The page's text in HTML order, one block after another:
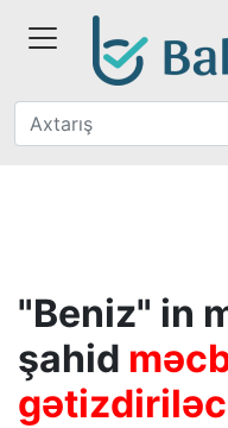
"Beniz" in
şahid